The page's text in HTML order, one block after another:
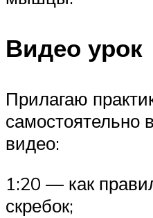
Видео урок
Прилагаю
самостоятельно
видео:
1:20 — как
скребок;